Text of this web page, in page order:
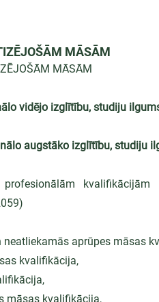
MĀSĀM
MĀSĀM
vidējo izglītību, studiju
augstāko izglītību, studiju
neatliekamās aprūpes māsas
kvalifikācija,
māsas kvalifikācija,